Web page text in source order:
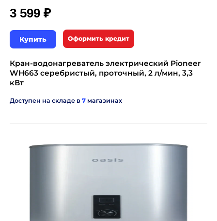
3 599 ₽
Купить Оформить кредит
Кран-водонагреватель электрический Pioneer
WH663 серебристый, проточный, 2 л/мин, 3,3
кВт
Доступен на складе в 7 магазинах